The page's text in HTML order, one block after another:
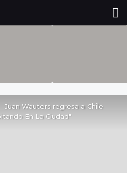
Juan Wauters regresa a Chile
En La Ciudad"